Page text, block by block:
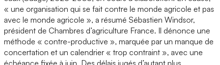
« une organisation qui se fait contre le monde agricole et pas
avec le monde agricole », a résumé Sébastien Windsor,
président de Chambres d’agriculture France. Il dénonce une
méthode « contre-productive », marquée par un manque de
concertation et un calendrier « trop contraint », avec une
échéance fixée à juin. Des délais jugés d’autant plus